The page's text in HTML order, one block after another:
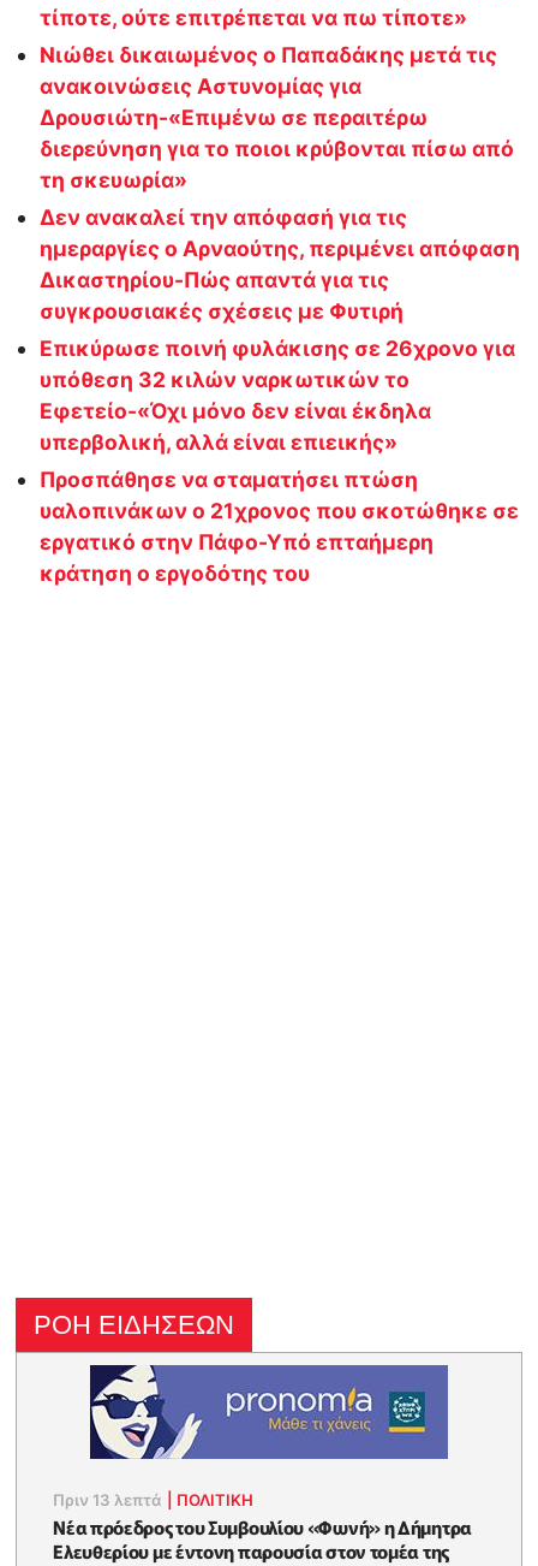
τίποτε, ούτε επιτρέπεται να πω τίποτε»
Νιώθει δικαιωμένος ο Παπαδάκης μετά τις
ανακοινώσεις Αστυνομίας για
Δρουσιώτη-«Επιμένω σε περαιτέρω
διερεύνηση για το ποιοι κρύβονται πίσω από
τη σκευωρία»
Δεν ανακαλεί την απόφασή για τις
ημεραργίες ο Αρναούτης, περιμένει απόφαση
Δικαστηρίου-Πώς απαντά για τις
συγκρουσιακές σχέσεις με Φυτιρή
Επικύρωσε ποινή φυλάκισης σε 26χρονο για
υπόθεση 32 κιλών ναρκωτικών το
Εφετείο-«Όχι μόνο δεν είναι έκδηλα
υπερβολική, αλλά είναι επιεικής»
Προσπάθησε να σταματήσει πτώση
υαλοπινάκων ο 21χρονος που σκοτώθηκε σε
εργατικό στην Πάφο-Υπό επταήμερη
κράτηση ο εργοδότης του
ΡΟΗ ΕΙΔΗΣΕΩΝ
Πριν 13 λεπτά ΠΟΛΙΤΙΚΗ
Νέα πρόεδρος του Συμβουλίου «Φωνή» η Δήμητρα
Ελευθερίου με έντονη παρουσία στον τομέα της